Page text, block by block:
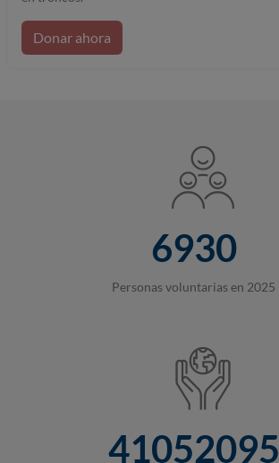
Donar ahora
6930
Personas voluntarias en 2025
41052095